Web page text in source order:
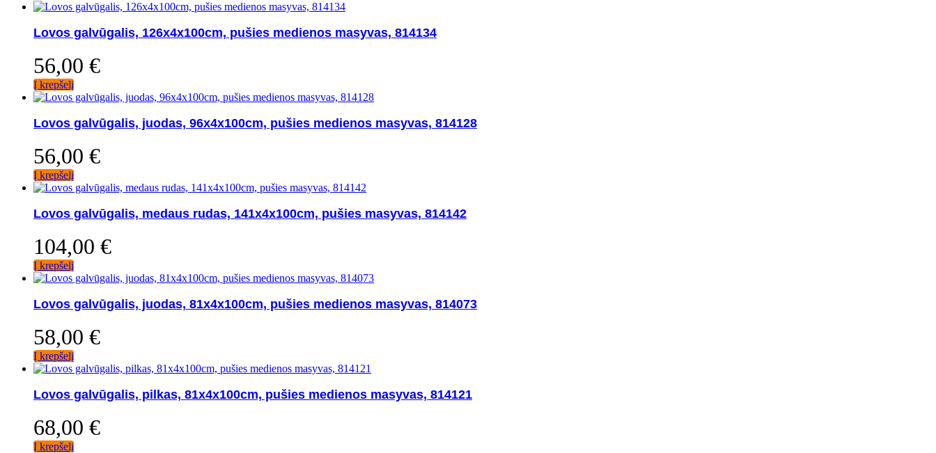
Lovos galvūgalis, 126x4x100cm, pušies medienos masyvas, 814134
56,00 €
Į krepšelį
Lovos galvūgalis, juodas, 96x4x100cm, pušies medienos masyvas, 814128
56,00 €
Į krepšelį
Lovos galvūgalis, medaus rudas, 141x4x100cm, pušies masyvas, 814142
104,00 €
Į krepšelį
Lovos galvūgalis, juodas, 81x4x100cm, pušies medienos masyvas, 814073
58,00 €
Į krepšelį
Lovos galvūgalis, pilkas, 81x4x100cm, pušies medienos masyvas, 814121
68,00 €
Į krepšelį